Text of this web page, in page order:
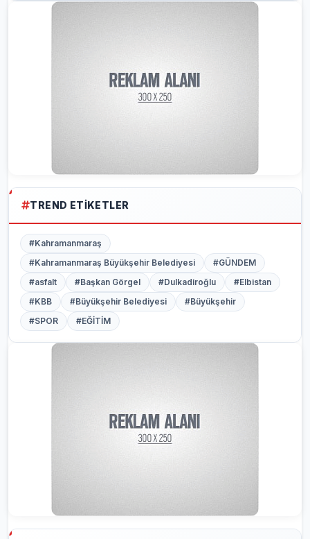
TREND ETIKETLER
#Kahramanmaraş
#Kahramanmaraş Büyükşehir Belediyesi
#GÜNDEM
#asfalt
#Başkan Görgel #Dulkadiroğlu
#Elbistan
#KBB
#Büyükşehir Belediyesi
#Büyükşehir
#SPOR
#EĞİTİM